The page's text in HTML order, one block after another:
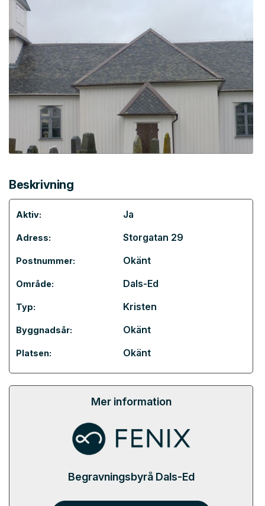
Beskrivning
Aktiv: Ja
Adress: Storgatan 29
Postnummer: Okänt
Område: Dals-Ed
Typ: Kristen
Byggnadsår: Okänt
Platsen: Okänt
Mer information
Begravningsbyrå Dals-Ed